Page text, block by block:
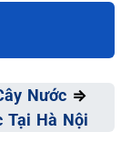
CNC
- Dịch Vụ Tối
Nước ⇒
Tại Hà Nội